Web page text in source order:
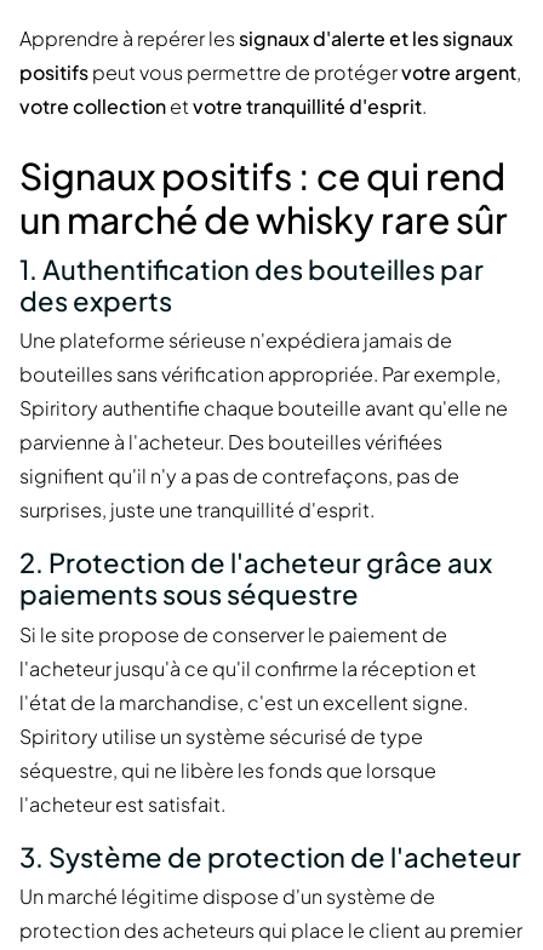
Apprendre à repérer lessignaux d'alerte et les signaux
positifspeut vous permettre de protégervotre argent,
votre collectionetvotre tranquillité d'esprit.
Signaux positifs : ce qui rend
un marché de whisky rare sûr
1. Authentification des bouteilles par
des experts
Une plateforme sérieuse n'expédiera jamais de
bouteilles sans vérification appropriée. Par exemple,
Spiritory authentifie chaque bouteille avant qu'elle ne
parvienne à l'acheteur. Des bouteilles vérifiées
signifient qu'il n'y a pas de contrefaçons, pas de
surprises, juste une tranquillité d'esprit.
2. Protection de l'acheteur grâce aux
paiements sous séquestre
Si le site propose de conserver le paiement de
l'acheteur jusqu'à ce qu'il confirme la réception et
l'état de la marchandise, c'est un excellent signe.
Spiritory utilise un système sécurisé de type
séquestre, qui ne libère les fonds que lorsque
l'acheteur est satisfait.
3. Système de protection de l'acheteur
Un marché légitime dispose d'un système de
protection des acheteurs qui place le client au premier